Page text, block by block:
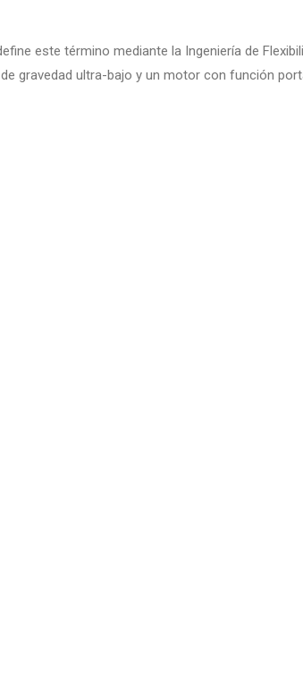
este término mediante la Ingeniería de
gravedad ultra-bajo y un motor con función